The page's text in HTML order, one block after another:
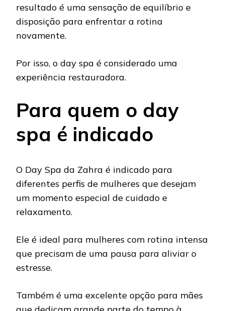
resultado é uma sensação de equilíbrio e
disposição para enfrentar a rotina
novamente.
Por isso, o day spa é considerado uma
experiência restauradora.
Para quem o day
spa é indicado
O Day Spa da Zahra é indicado para
diferentes perfis de mulheres que desejam
um momento especial de cuidado e
relaxamento.
Ele é ideal para mulheres com rotina intensa
que precisam de uma pausa para aliviar o
estresse.
Também é uma excelente opção para mães